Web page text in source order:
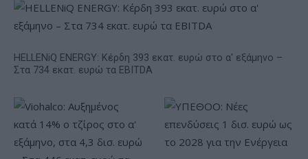
HELLENiQ ENERGY: Κέρδη 393 εκατ. ευρώ στο α' εξάμηνο –
Στα 734 εκατ. ευρώ τα EBITDA